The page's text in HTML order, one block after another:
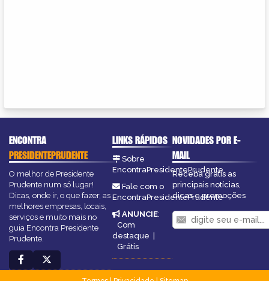
ENCONTRA
PRESIDENTEPRUDENTE
O melhor de Presidente
Prudente num só lugar!
Dicas, onde ir, o que fazer, as
melhores empresas, locais,
serviços e muito mais no
guia Encontra Presidente
Prudente.
LINKS RÁPIDOS
Sobre
EncontraPresidentePrudente
Fale com o
EncontraPresidentePrudente
ANUNCIE:
Com
destaque |
Grátis
NOVIDADES POR E-
MAIL
Receba grátis as
principais notícias,
dicas e promoções